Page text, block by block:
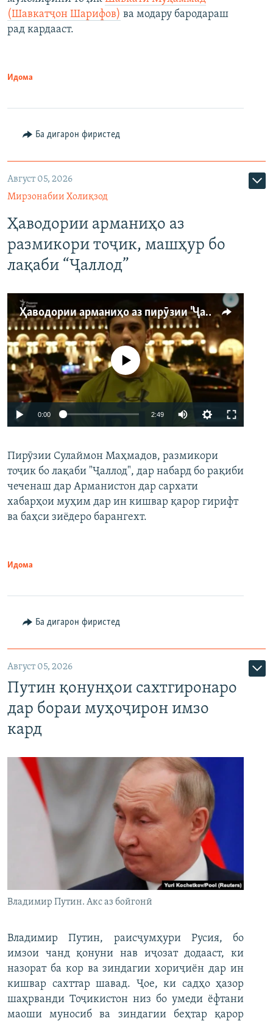
(Шавкатҷон Шарифов) ва модару бародараш
рад кардааст.
Идома
Ба дигарон фиристед
Август 05, 2026
Мирзонабии Холиқзод
Ҳаводории арманиҳо аз
размикори тоҷик, машҳур бо
лақаби “Ҷаллод”
Ҳаводории арманиҳо аз пирӯзии "Ҷаллод"-и тоҷик
Auto 240p 360p 480p
720p 1080p
Феълан кор намекунад
0:00 2:49
360p
480p
Пирӯзии Сулаймон Маҳмадов, размикори
тоҷик бо лақаби "Ҷаллод", дар набард бо рақиби
чеченаш дар Арманистон дар сархати
хабарҳои муҳим дар ин кишвар қарор гирифт
ва баҳси зиёдеро барангехт.
Идома
Ба дигарон фиристед
Август 05, 2026
Путин қонунҳои сахтгиронаро
дар бораи муҳоҷирон имзо
кард
Владимир Путин. Акс аз бойгонӣ
Владимир Путин, раисҷумҳури Русия, бо
имзои чанд қонуни нав иҷозат додааст, ки
назорат ба кор ва зиндагии хориҷиён дар ин
кишвар сахттар шавад. Ҷое, ки садҳо ҳазор
шаҳрванди Тоҷикистон низ бо умеди ёфтани
маоши муносиб ва зиндагии беҳтар қарор